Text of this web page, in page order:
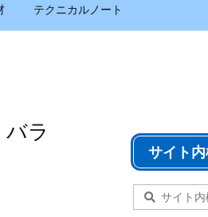
テクニカルノート
ラ
サイト